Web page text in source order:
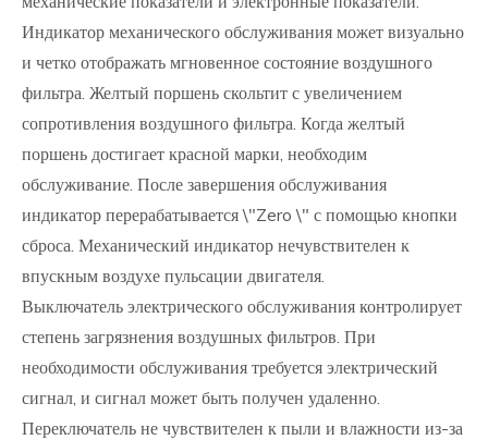
Индикатор механического обслуживания может визуально
и четко отображать мгновенное состояние воздушного
фильтра. Желтый поршень скольтит с увеличением
сопротивления воздушного фильтра. Когда желтый
поршень достигает красной марки, необходим
обслуживание. После завершения обслуживания
индикатор перерабатывается \"Zero \" с помощью кнопки
сброса. Механический индикатор нечувствителен к
впускным воздухе пульсации двигателя.
Выключатель электрического обслуживания контролирует
степень загрязнения воздушных фильтров. При
необходимости обслуживания требуется электрический
сигнал, и сигнал может быть получен удаленно.
Переключатель не чувствителен к пыли и влажности из-за